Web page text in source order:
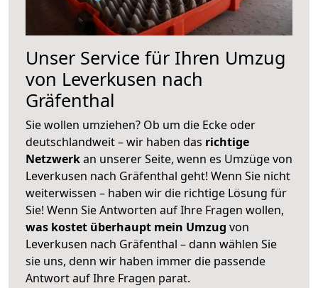
Unser Service für Ihren Umzug
von Leverkusen nach
Gräfenthal
Sie wollen umziehen? Ob um die Ecke oder
deutschlandweit – wir haben das richtige
Netzwerkan unserer Seite, wenn es Umzüge von
Leverkusen nach Gräfenthal geht! Wenn Sie nicht
weiterwissen – haben wir die richtige Lösung für
Sie! Wenn Sie Antworten auf Ihre Fragen wollen,
was kostet überhaupt mein Umzug von
Leverkusen nach Gräfenthal – dann wählen Sie
sie uns, denn wir haben immer die passende
Antwort auf Ihre Fragen parat.